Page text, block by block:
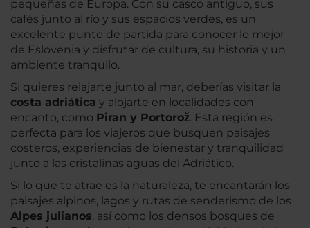
pequeñas de Europa. Con su casco antiguo, sus
cafés junto al río y sus espacios verdes, es un
excelente punto de partida para conocer lo mejor
de Eslovenia y disfrutar de cultura, su historia y un
ambiente tranquilo.
Si quieres relajarte junto al mar, deberías visitar la
costa adriática y alojarte en localidades con
encanto, como Piran y Portorož. Esta región es
perfecta para los viajeros que busquen paisajes
costeros, experiencias de bienestar y tranquilidad
junto a las cristalinas aguas del Adriático.
Si lo que te atrae es la naturaleza, te encantarán los
paisajes alpinos, lagos y rutas de senderismo de los
Alpes julianos, así como los densos bosques de